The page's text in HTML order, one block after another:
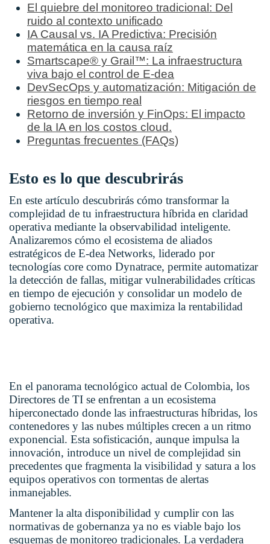
El quiebre del monitoreo tradicional: Del
ruido al contexto unificado
IA Causal vs. IA Predictiva: Precisión
matemática en la causa raíz
Smartscape® y Grail™: La infraestructura
viva bajo el control de E-dea
DevSecOps y automatización: Mitigación de
riesgos en tiempo real
Retorno de inversión y FinOps: El impacto
de la IA en los costos cloud.
Preguntas frecuentes (FAQs)
Esto es lo que descubrirás
En este artículo descubrirás cómo transformar la
complejidad de tu infraestructura híbrida en claridad
operativa mediante la observabilidad inteligente.
Analizaremos cómo el ecosistema de aliados
estratégicos de E-dea Networks, liderado por
tecnologías core como Dynatrace, permite automatizar
la detección de fallas, mitigar vulnerabilidades críticas
en tiempo de ejecución y consolidar un modelo de
gobierno tecnológico que maximiza la rentabilidad
operativa.
En el panorama tecnológico actual de Colombia, los
Directores de TI se enfrentan a un ecosistema
hiperconectado donde las infraestructuras híbridas, los
contenedores y las nubes múltiples crecen a un ritmo
exponencial. Esta sofisticación, aunque impulsa la
innovación, introduce un nivel de complejidad sin
precedentes que fragmenta la visibilidad y satura a los
equipos operativos con tormentas de alertas
inmanejables.
Mantener la alta disponibilidad y cumplir con las
normativas de gobernanza ya no es viable bajo los
esquemas de monitoreo tradicionales. La verdadera